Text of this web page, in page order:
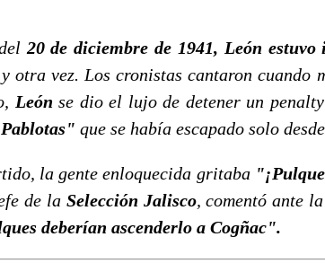
20 de diciembre de 1941, León estuvo
otra vez. Los cronistas cantaron cuando
Leónse dio el lujo de detener un
que se había escapado solo
la gente enloquecida gritaba
de la Selección Jalisco, comentó ante
deberían ascenderlo a Cogñac".